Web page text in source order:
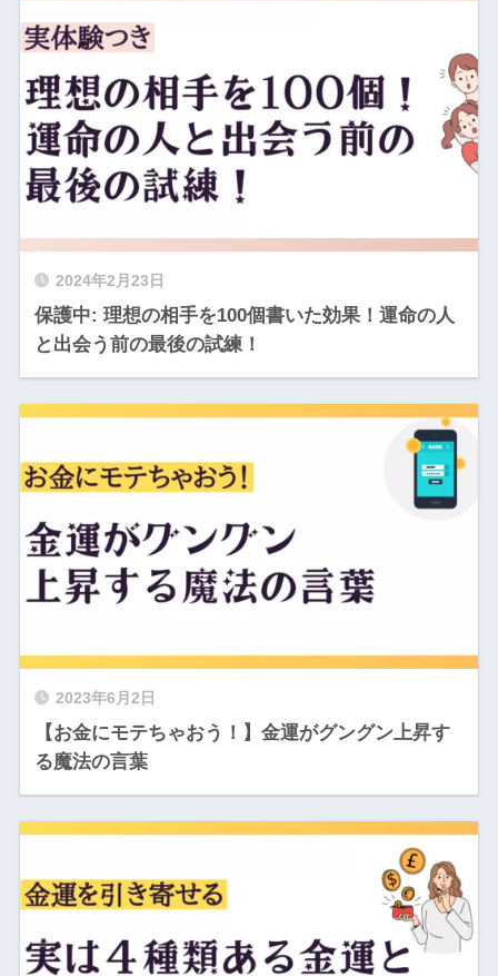
2024年2月23日
保護中: 理想の相手を100個書いた効果！運命の人
と出会う前の最後の試練！
2023年6月2日
【お金にモテちゃおう！】金運がグングン上昇す
る魔法の言葉